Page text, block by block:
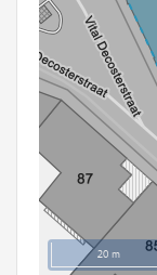
20 m